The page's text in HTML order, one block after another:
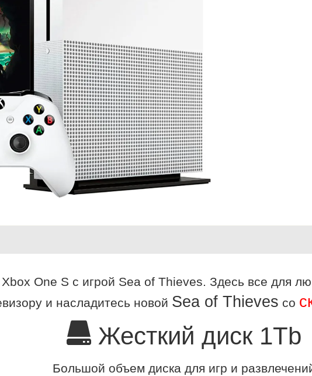
One S с игрой Sea of Thieves. Здесь все для
и насладитесь новой Sea of Thieves со
Жесткий диск 1Tb
Большой объем диска для игр и